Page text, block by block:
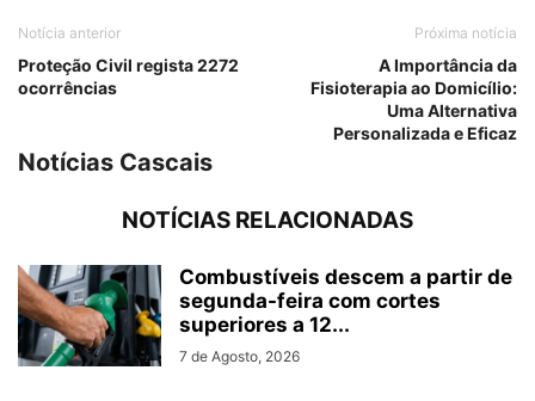
Notícia anterior
Proteção Civil regista 2272
ocorrências
Próxima notícia
A Importância da
Fisioterapia ao Domicílio:
Uma Alternativa
Personalizada e Eficaz
Notícias Cascais
NOTÍCIAS RELACIONADAS
Combustíveis descem a partir de
segunda-feira com cortes
superiores a 12...
7 de Agosto, 2026